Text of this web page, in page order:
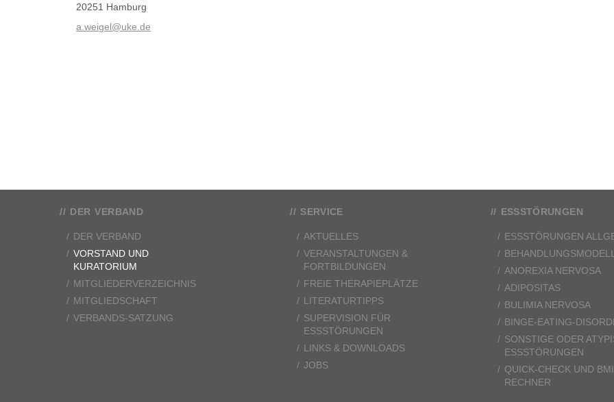
20251 Hamburg
a.weigel@uke.de
DER VERBAND
DER VERBAND
VORSTAND UND
KURATORIUM
MITGLIEDERVERZEICHNIS
MITGLIEDSCHAFT
VERBANDS-SATZUNG
SERVICE
AKTUELLES
VERANSTALTUNGEN &
FORTBILDUNGEN
FREIE THERAPIEPLÄTZE
LITERATURTIPPS
SUPERVISION FÜR
ESSSTÖRUNGEN
LINKS & DOWNLOADS
JOBS
ESSSTÖRUNGEN
ESSSTÖRUNGEN
ANOREXIA NERVOSA
ADIPOSITAS
BULIMIA NERVOSA
BINGE-EATING-
SONSTIGE ODER
ESSSTÖRUNGEN
QUICK-CHECK UND
RECHNER